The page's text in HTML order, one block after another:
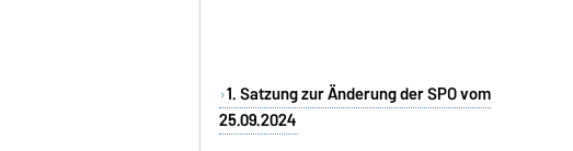
1. Satzung zur Änderung der SPO vom
25.09.2024